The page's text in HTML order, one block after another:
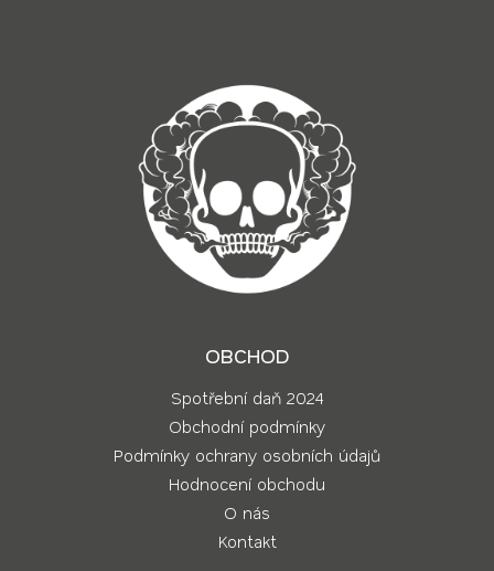
OBCHOD
Spotřební daň 2024
Obchodní podmínky
Podmínky ochrany osobních údajů
Hodnocení obchodu
O nás
Kontakt